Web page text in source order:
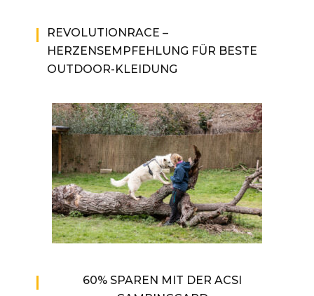
REVOLUTIONRACE –
HERZENSEMPFEHLUNG FÜR BESTE
OUTDOOR-KLEIDUNG
60% SPAREN MIT DER ACSI